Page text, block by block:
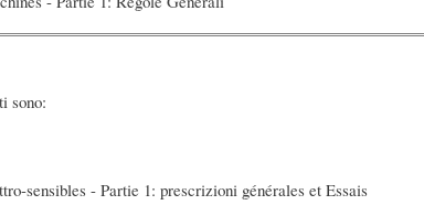
sono:
sensibles - Partie 1: prescrizioni générales et Essais